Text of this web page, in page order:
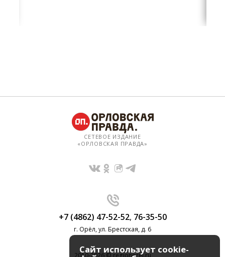
СЕТЕВОЕ ИЗДАНИЕ
«ОРЛОВСКАЯ ПРАВДА»
+7 (4862) 47-52-52, 76-35-50
г. Орёл, ул. Брестская, д. 6
Сайт использует cookie-